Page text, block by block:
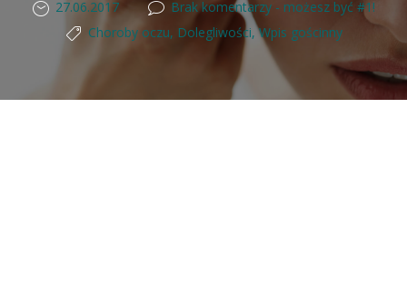
27.06.2017
Brak komentarzy - możesz być #1!
Choroby oczu, Dolegliwości,Wpis gościnny